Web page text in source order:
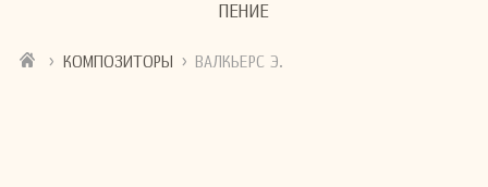
ПЕНИЕ
› КОМПОЗИТОРЫ › ВАЛКЬЕРС Э.